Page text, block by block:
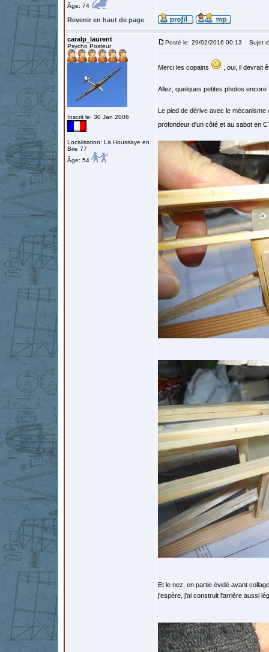
Âge: 74
Revenir en haut de page
caralp_laurent
Psycho Posteur
Inscrit le: 30 Jan 2006
Localisation: La Houssaye en
Brie 77
Âge: 54
Posté le: 29/02/2016 00:13 Sujet
Merci les copains , oui, il devrait
Allez, quelques petites photos encore
Le pied de dérive avec le
profondeur d'un côté et au sabot en
Et le nez, en partie évidé avant
j'espère, j'ai construit l'arrière aussi